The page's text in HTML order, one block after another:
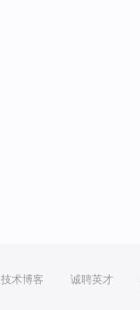
技术博客 诚聘英才